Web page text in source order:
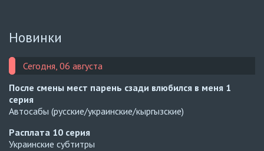
Новинки
Сегодня, 06 августа
После смены мест парень сзади влюбился в меня 1
серия
Автосабы (русские/украинские/кыргызские)
Расплата 10 серия
Украинские субтитры